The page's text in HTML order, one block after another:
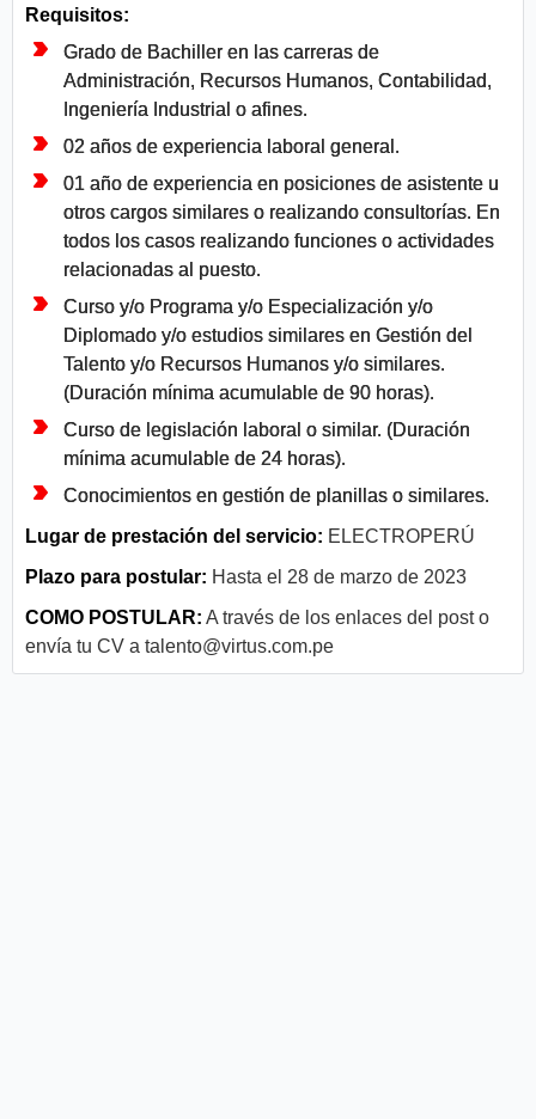
Requisitos:
Grado de Bachiller en las carreras de
Administración, Recursos Humanos, Contabilidad,
Ingeniería Industrial o afines.
02 años de experiencia laboral general.
01 año de experiencia en posiciones de asistente u
otros cargos similares o realizando consultorías. En
todos los casos realizando funciones o actividades
relacionadas al puesto.
Curso y/o Programa y/o Especialización y/o
Diplomado y/o estudios similares en Gestión del
Talento y/o Recursos Humanos y/o similares.
(Duración mínima acumulable de 90 horas).
Curso de legislación laboral o similar. (Duración
mínima acumulable de 24 horas).
Conocimientos en gestión de planillas o similares.
Lugar de prestación del servicio: ELECTROPERÚ
Plazo para postular: Hasta el 28 de marzo de 2023
COMO POSTULAR: A través de los enlaces del post o
envía tu CV a talento@virtus.com.pe